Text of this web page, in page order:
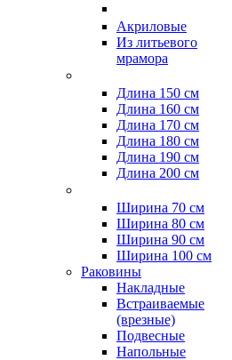
Акриловые
Из литьевого
мрамора
Длина 150 см
Длина 160 см
Длина 170 см
Длина 180 см
Длина 190 см
Длина 200 см
Ширина 70 см
Ширина 80 см
Ширина 90 см
Ширина 100 см
Раковины
Накладные
Встраиваемые
(врезные)
Подвесные
Напольные